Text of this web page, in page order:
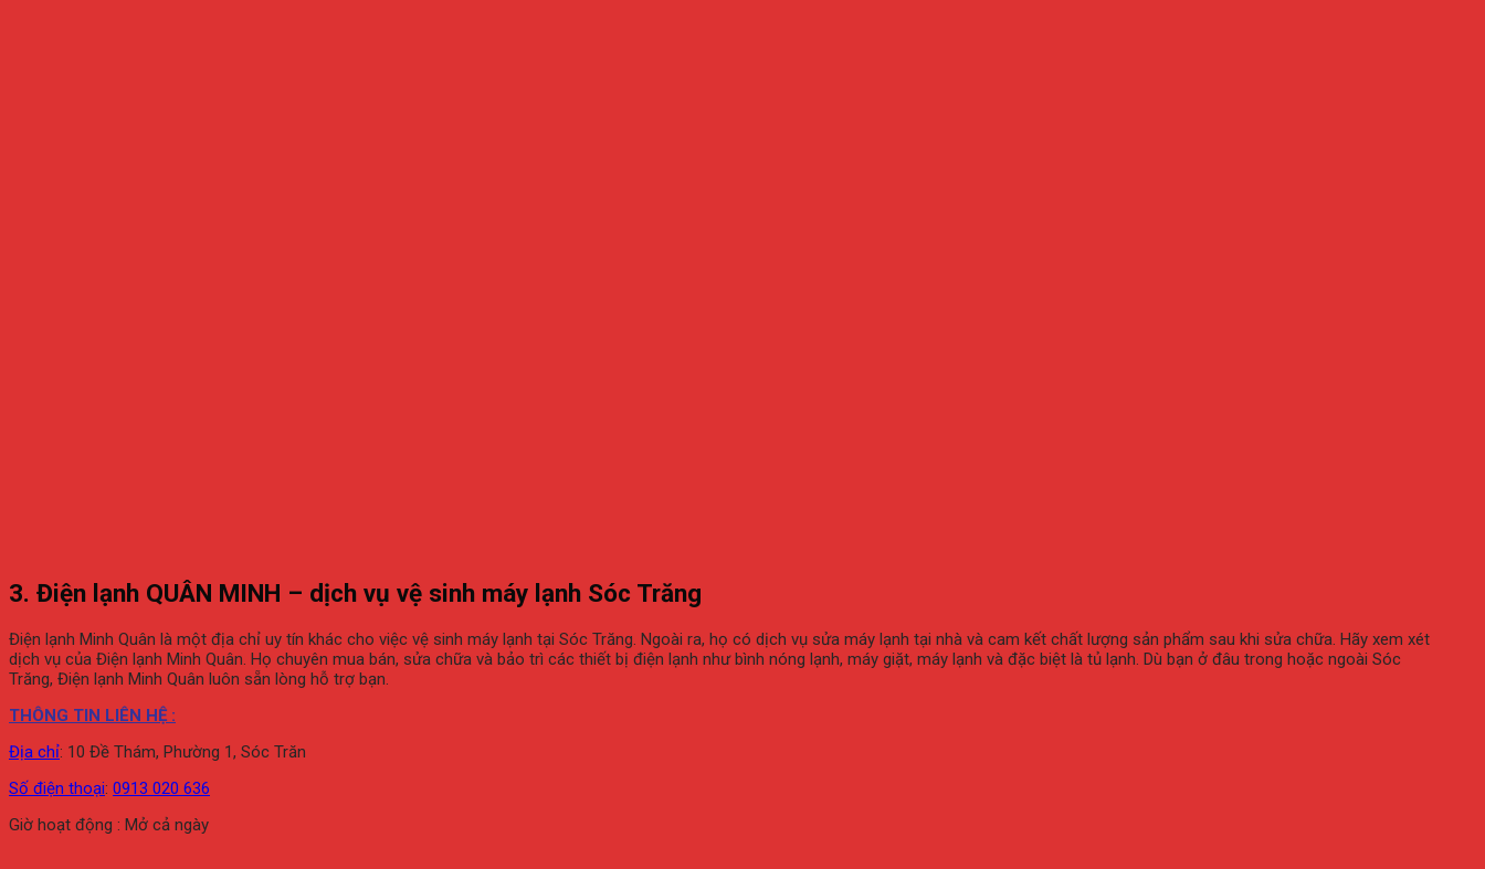
3. Điện lạnh QUÂN MINH – dịch vụ vệ sinh máy lạnh Sóc Trăng
Điện lạnh Minh Quân là một địa chỉ uy tín khác cho việc vệ sinh máy lạnh tại Sóc Trăng. Ngoài ra, họ có dịch vụ sửa máy lạnh tại nhà và cam kết chất lượng sản phẩm sau khi sửa chữa. Hãy xem xét
dịch vụ của Điện lạnh Minh Quân. Họ chuyên mua bán, sửa chữa và bảo trì các thiết bị điện lạnh như bình nóng lạnh, máy giặt, máy lạnh và đặc biệt là tủ lạnh. Dù bạn ở đâu trong hoặc ngoài Sóc
Trăng, Điện lạnh Minh Quân luôn sẵn lòng hỗ trợ bạn.
THÔNG TIN LIÊN HỆ :
Địa chỉ: 10 Đề Thám, Phường 1, Sóc Trăn
Số điện thoại: 0913 020 636
Giờ hoạt động : Mở cả ngày